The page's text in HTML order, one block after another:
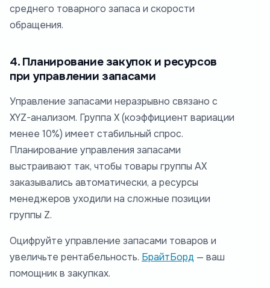
среднего товарного запаса и скорости
обращения.
4. Планирование закупок и ресурсов
при управлении запасами
Управление запасами неразрывно связано с
XYZ-анализом. Группа X (коэффициент вариации
менее 10%) имеет стабильный спрос.
Планирование управления запасами
выстраивают так, чтобы товары группы AX
заказывались автоматически, а ресурсы
менеджеров уходили на сложные позиции
группы Z.
Оцифруйте управление запасами товаров и
увеличьте рентабельность. БрайтБорд — ваш
помощник в закупках.